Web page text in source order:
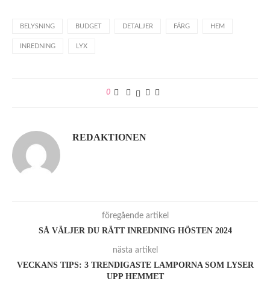
BELYSNING BUDGET DETALJER FÄRG HEM
INREDNING LYX
0
REDAKTIONEN
föregående artikel
SÅ VÄLJER DU RÄTT INREDNING HÖSTEN 2024
nästa artikel
VECKANS TIPS: 3 TRENDIGASTE LAMPORNA SOM LYSER
UPP HEMMET